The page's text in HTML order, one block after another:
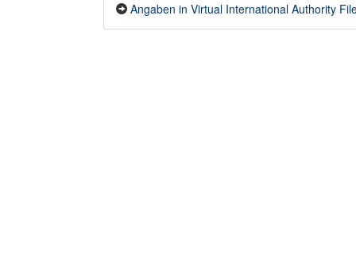
Angaben in Virtual International Authority